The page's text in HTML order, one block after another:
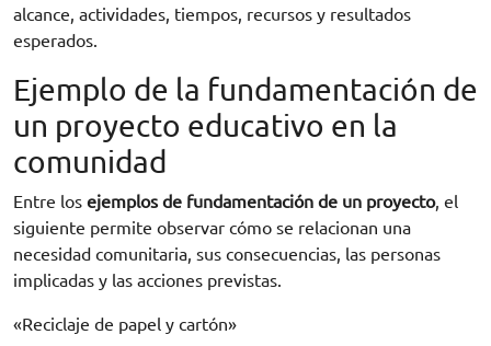
alcance, actividades, tiempos, recursos y resultados
esperados.
Ejemplo de la fundamentación de
un proyecto educativo en la
comunidad
Entre los ejemplos de fundamentación de un proyecto, el
siguiente permite observar cómo se relacionan una
necesidad comunitaria, sus consecuencias, las personas
implicadas y las acciones previstas.
«Reciclaje de papel y cartón»